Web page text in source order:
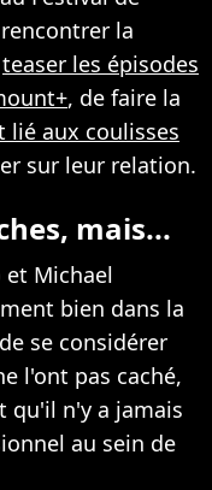
la
teaser les épisodes
, de faire la
lié aux coulisses
sur leur relation.
mais...
et Michael
bien dans la
se considérer
l'ont pas caché,
qu'il n'y a jamais
au sein de